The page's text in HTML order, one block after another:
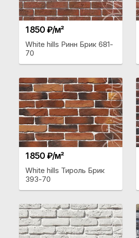
1 850 ₽/м²
White hills Ринн Брик 681-
70
1 850 ₽/м²
White hills Тироль Брик
393-70